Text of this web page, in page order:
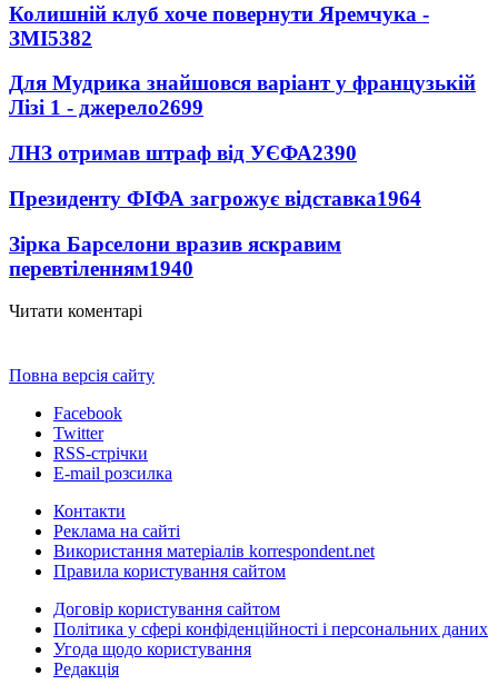
Колишній клуб хоче повернути Яремчука -
ЗМІ5382
Для Мудрика знайшовся варіант у французькій
Лізі 1 - джерело2699
ЛНЗ отримав штраф від УЄФА2390
Президенту ФІФА загрожує відставка1964
Зірка Барселони вразив яскравим
перевтіленням1940
Читати коментарі
Повна версія сайту
Facebook
Twitter
RSS-стрічки
E-mail розсилка
Контакти
Реклама на сайті
Використання матеріалів korrespondent.net
Правила користування сайтом
Договір користування сайтом
Політика у сфері конфіденційності і персональних даних
Угода щодо користування
Редакція